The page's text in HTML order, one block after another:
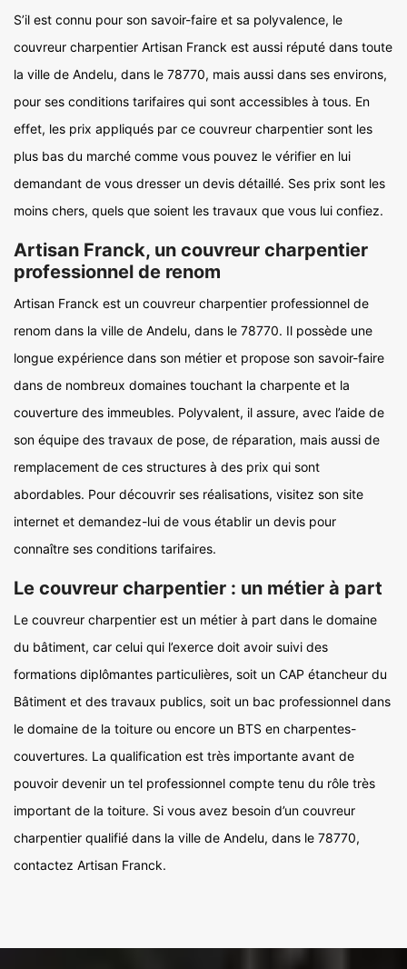
S’il est connu pour son savoir-faire et sa polyvalence, le
couvreur charpentier Artisan Franck est aussi réputé dans toute
la ville de Andelu, dans le 78770, mais aussi dans ses environs,
pour ses conditions tarifaires qui sont accessibles à tous. En
effet, les prix appliqués par ce couvreur charpentier sont les
plus bas du marché comme vous pouvez le vérifier en lui
demandant de vous dresser un devis détaillé. Ses prix sont les
moins chers, quels que soient les travaux que vous lui confiez.
Artisan Franck, un couvreur charpentier
professionnel de renom
Artisan Franck est un couvreur charpentier professionnel de
renom dans la ville de Andelu, dans le 78770. Il possède une
longue expérience dans son métier et propose son savoir-faire
dans de nombreux domaines touchant la charpente et la
couverture des immeubles. Polyvalent, il assure, avec l’aide de
son équipe des travaux de pose, de réparation, mais aussi de
remplacement de ces structures à des prix qui sont
abordables. Pour découvrir ses réalisations, visitez son site
internet et demandez-lui de vous établir un devis pour
connaître ses conditions tarifaires.
Le couvreur charpentier : un métier à part
Le couvreur charpentier est un métier à part dans le domaine
du bâtiment, car celui qui l’exerce doit avoir suivi des
formations diplômantes particulières, soit un CAP étancheur du
Bâtiment et des travaux publics, soit un bac professionnel dans
le domaine de la toiture ou encore un BTS en charpentes-
couvertures. La qualification est très importante avant de
pouvoir devenir un tel professionnel compte tenu du rôle très
important de la toiture. Si vous avez besoin d’un couvreur
charpentier qualifié dans la ville de Andelu, dans le 78770,
contactez Artisan Franck.